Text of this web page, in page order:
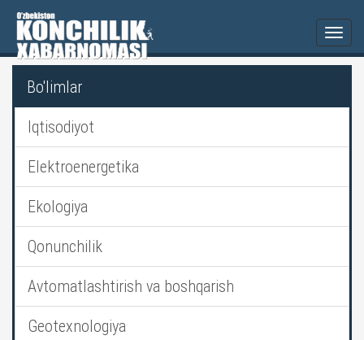
Bo'limlar
Iqtisodiyot
Elektroenergetika
Ekologiya
Qonunchilik
Avtomatlashtirish va boshqarish
Geotexnologiya